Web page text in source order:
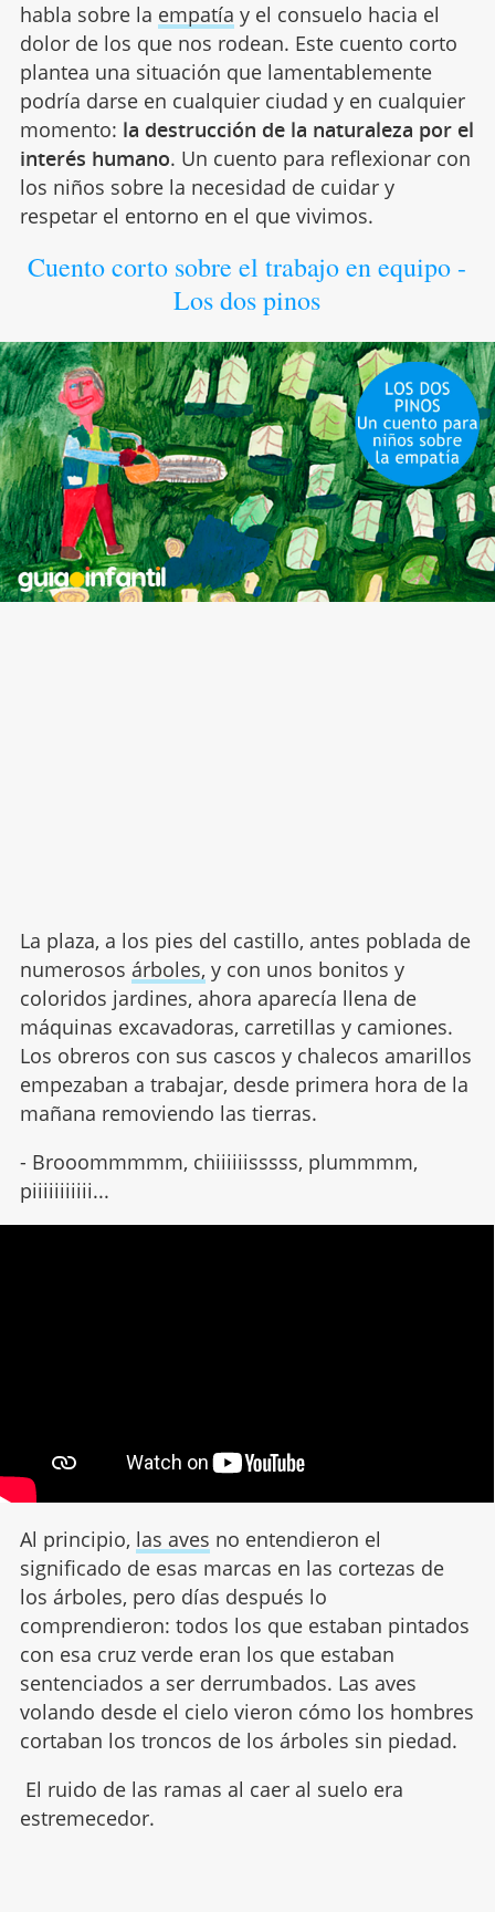
habla sobre la empatía y el consuelo hacia el
dolor de los que nos rodean. Este cuento corto
plantea una situación que lamentablemente
podría darse en cualquier ciudad y en cualquier
momento: la destrucción de la naturaleza por el
interés humano. Un cuento para reflexionar con
los niños sobre la necesidad de cuidar y
respetar el entorno en el que vivimos.
Cuento corto sobre el trabajo en equipo -
Los dos pinos
La plaza, a los pies del castillo, antes poblada de
numerosos árboles, y con unos bonitos y
coloridos jardines, ahora aparecía llena de
máquinas excavadoras, carretillas y camiones.
Los obreros con sus cascos y chalecos amarillos
empezaban a trabajar, desde primera hora de la
mañana removiendo las tierras.
- Brooommmmm, chiiiiiisssss, plummmm,
piiiiiiiiiii...
Al principio, las aves no entendieron el
significado de esas marcas en las cortezas de
los árboles, pero días después lo
comprendieron: todos los que estaban pintados
con esa cruz verde eran los que estaban
sentenciados a ser derrumbados. Las aves
volando desde el cielo vieron cómo los hombres
cortaban los troncos de los árboles sin piedad.
El ruido de las ramas al caer al suelo era
estremecedor.